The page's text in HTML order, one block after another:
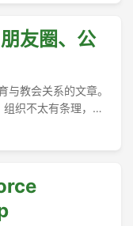
是献过祭的物，就要
29 我说的良心不是
良心论断呢？ 30 我
呢？ 31 所以，你们
。 32 不拘是犹太
他跌倒； 33 就好象
求众人的益处，叫
友圈、公
与教会关系的文章。
织不太有条理，所
息谢谢我的建议，